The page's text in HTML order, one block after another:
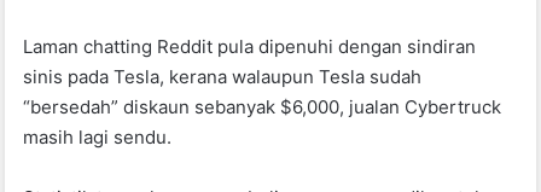
Laman chatting Reddit pula dipenuhi dengan sindiran
sinis pada Tesla, kerana walaupun Tesla sudah
“bersedah” diskaun sebanyak $6,000, jualan Cybertruck
masih lagi sendu.